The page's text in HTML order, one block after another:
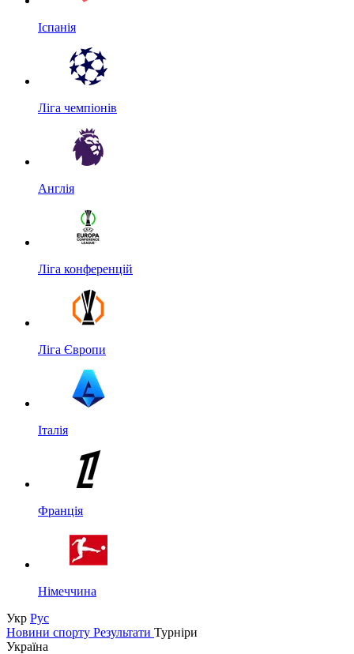
Іспанія
Ліга чемпіонів
Англія
Ліга конференцій
Ліга Європи
Італія
Франція
Німеччина
Укр Рус
Новини спорту Результати Турніри
Україна